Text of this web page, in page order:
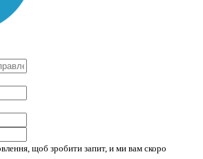
щоб зробити запит, и ми вам скоро